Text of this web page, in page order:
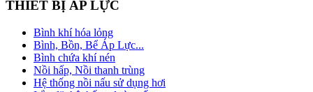
THIẾT BỊ ÁP LỰC
Bình khí hóa lỏng
Bình, Bồn, Bể Áp Lực...
Bình chứa khí nén
Nồi hấp, Nồi thanh trùng
Hệ thống nồi nấu sử dụng hơi